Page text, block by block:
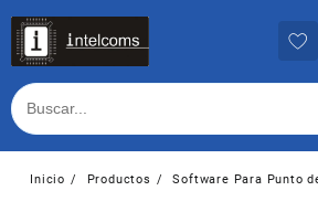
contenido
Inicio Productos
Software Para Punto